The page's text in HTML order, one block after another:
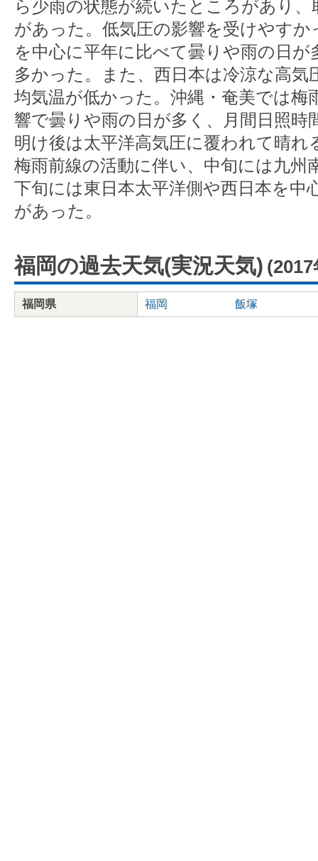
ら少雨の状態が続いたところがあり
があった。低気圧の影響を受けやす
を中心に平年に比べて曇りや雨の日
多かった。また、西日本は冷涼な高気
均気温が低かった。沖縄・奄美では梅
響で曇りや雨の日が多く、月間日照時
明け後は太平洋高気圧に覆われて晴
梅雨前線の活動に伴い、中旬には九州
下旬には東日本太平洋側や西日本を中
があった。
福岡の過去天気(実況天気)
福岡県 福岡 飯塚